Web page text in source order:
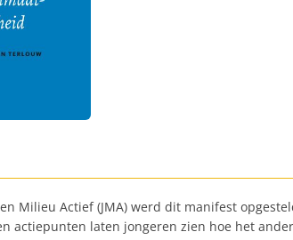
Milieu Actief (JMA) werd dit manifest
actiepunten laten jongeren zien hoe het